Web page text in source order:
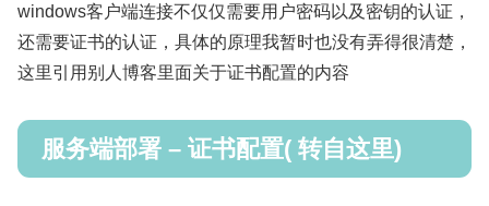
windows客户端连接不仅仅需要用户密码以及密钥的认证，
还需要证书的认证，具体的原理我暂时也没有弄得很清楚，
这里引用别人博客里面关于证书配置的内容
服务端部署 – 证书配置( 转自这里)